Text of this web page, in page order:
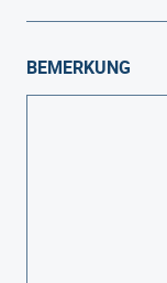
BEMERKUNG